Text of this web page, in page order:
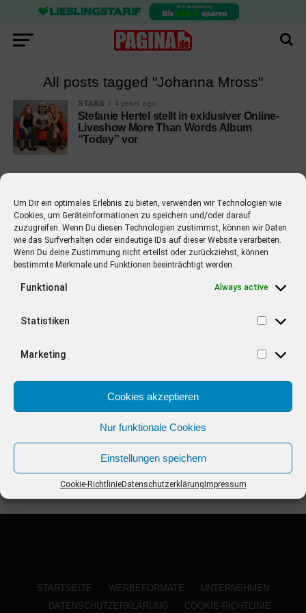
Um Dir ein optimales Erlebnis zu bieten, verwenden wir Technologien wie
Cookies, um Geräteinformationen zu speichern und/oder darauf
zuzugreifen. Wenn Du diesen Technologien zustimmst, können wir Daten
wie das Surfverhalten oder eindeutige IDs auf dieser Website verarbeiten.
Wenn Du deine Zustimmung nicht erteilst oder zurückziehst, können
bestimmte Merkmale und Funktionen beeinträchtigt werden.
Funktional Always active
Statistiken
Marketing
Cookies akzeptieren
Nur funktionale Cookies
Einstellungen speichern
Cookie-RichtlinieDatenschutzerklärung Impressum
All posts tagged "Johanna Mross"
STARS 4 years ago
Stefanie Hertel stellt in exklusiver Online-
Liveshow More Than Words Album
“Today” vor
EMPFOHLEN
STARS 4 years ago
Barbara Schöneberger Moderatorin
von “Verstehen Sie Spaß?”
STARTSEITE WERBEFORMATE
UNTERNEHMEN
DATENSCHUTZERKLÄRUNG
COOKIE-RICHTLINIE